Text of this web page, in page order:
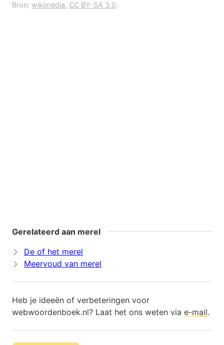
Bron: wikimedia, CC BY-SA 3.0.
Gerelateerd aan merel
De of het merel
Meervoud van merel
Heb je ideeën of verbeteringen voor
webwoordenboek.nl? Laat het ons weten via e-mail.